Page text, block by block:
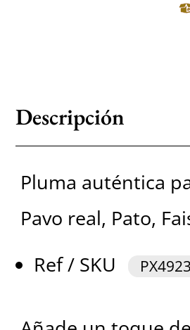
Descripción
Pluma auténtica
Pavo real, Pato,
Ref / SKU
PX4923